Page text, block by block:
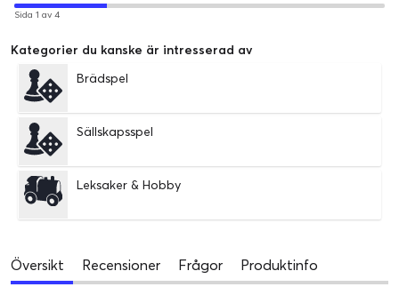
Sida 1 av 4
Kategorier du kanske är intresserad av
Brädspel
Sällskapsspel
Leksaker & Hobby
Översikt Recensioner Frågor Produktinfo